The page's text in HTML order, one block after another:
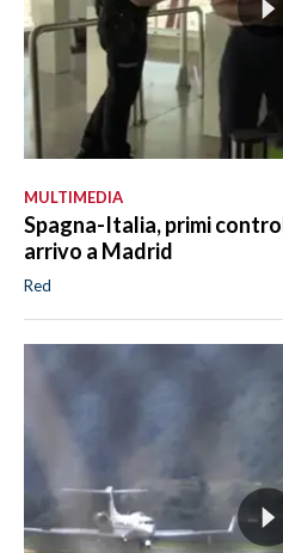
MULTIMEDIA
Spagna-Italia, primi
arrivo a Madrid
Red